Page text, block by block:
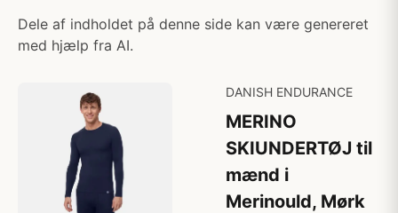
Dele af indholdet på denne side kan være genereret
med hjælp fra AI.
DANISH ENDURANCE
MERINO
SKIUNDERTØJ til
mænd i
Merinould, Mørk